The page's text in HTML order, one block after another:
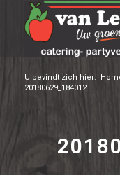
U bevindt zich hier:
20180629_184012